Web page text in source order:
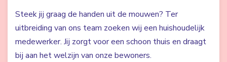
Steek jij graag de handen uit de mouwen? Ter
uitbreiding van ons team zoeken wij een huishoudelijk
medewerker. Jij zorgt voor een schoon thuis en draagt
bij aan het welzijn van onze bewoners.